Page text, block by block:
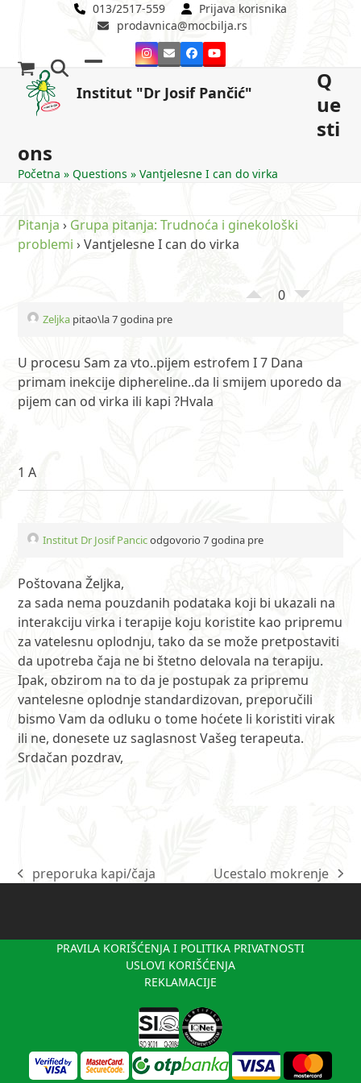
013/2517-559
Prijava korisnika
prodavnica@mocbilja.rs
Instagram
EmailFacebookYouTube
Institut "Dr Josif Pančić"
mobile
mobile
Q
ue
sti
ons
Početna »Questions »Vantjelesne I can do virka
Pitanja › Grupa pitanja: Trudnoća i ginekološki
problemi ›Vantjelesne I can do virka
0
Zeljka pitao\la 7 godina pre
U procesu Sam za vto..pijem estrofem I 7 Dana
primam inekcije diphereline..da li smijem uporedo da
pijem can od virka ili kapi ?Hvala
1 A
Institut Dr Josif Pancicodgovorio 7 godina pre
Poštovana Željka,
za sada nema pouzdanih podataka koji bi ukazali na
interakciju virka i terapije koju koristite kao pripremu
za vatelesnu oplodnju, tako da se može pretpostaviti
da upotreba čaja ne bi štetno delovala na terapiju.
Ipak, obzirom na to da je postupak za pripremu
vantelesne oplodnje standardizovan, preporučili
bismo Vam da odluku o tome hoćete li koristiti virak
ili ne, donesete uz saglasnost Vašeg terapeuta.
Srdačan pozdrav,
previous
preporuka kapi/čaja
next
Ucestalo mokrenje
PRAVILA KORIŠĆENJA I POLITIKA PRIVATNOSTI
USLOVI KORIŠĆENJA
REKLAMACIJE